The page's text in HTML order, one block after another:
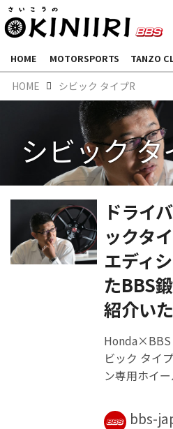
HOME MOTORSPORTS TANZO
HOME シビック タイプR
シビック タ
ドライ
ックタ
エディ
たBBS
紹介い
Honda×BBS
ビック タイ
ン専用ホイ
こに bbs-